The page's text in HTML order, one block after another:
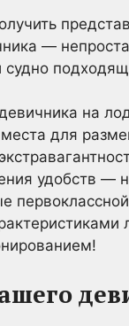
—
на
для
удобств